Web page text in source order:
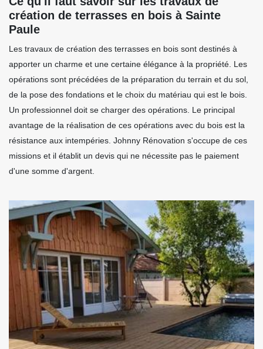
création de terrasses en bois à Sainte
Paule
Les travaux de création des terrasses en bois sont destinés à
apporter un charme et une certaine élégance à la propriété. Les
opérations sont précédées de la préparation du terrain et du sol,
de la pose des fondations et le choix du matériau qui est le bois.
Un professionnel doit se charger des opérations. Le principal
avantage de la réalisation de ces opérations avec du bois est la
résistance aux intempéries. Johnny Rénovation s'occupe de ces
missions et il établit un devis qui ne nécessite pas le paiement
d'une somme d'argent.